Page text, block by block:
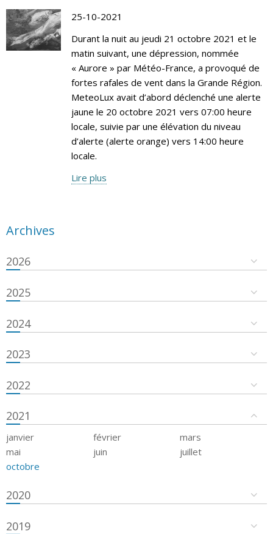
25-10-2021
Durant la nuit au jeudi 21 octobre 2021 et le
matin suivant, une dépression, nommée
« Aurore » par Météo-France, a provoqué de
fortes rafales de vent dans la Grande Région.
MeteoLux avait d’abord déclenché une alerte
jaune le 20 octobre 2021 vers 07:00 heure
locale, suivie par une élévation du niveau
d’alerte (alerte orange) vers 14:00 heure
locale.
Lire plus
Archives
2026
2025
2024
2023
2022
2021
janvier février
mars
mai
juin
juillet
octobre
2020
2019